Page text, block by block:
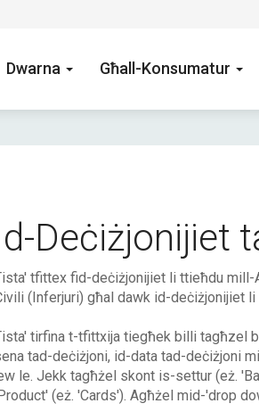
Dwarna Għall-Konsumatur
Deċiżjonijiet
tfittex fid-deċiżjonijiet li ttieħdu mill-
(Inferjuri) għal dawk id-deċiżjonijiet
tirfina t-tfittxija tiegħek billi tagħzel
tad-deċiżjoni, id-data tad-deċiżjoni
le. Jekk tagħżel skont is-settur (eż.
(eż. 'Cards'). Agħżel mid-'drop